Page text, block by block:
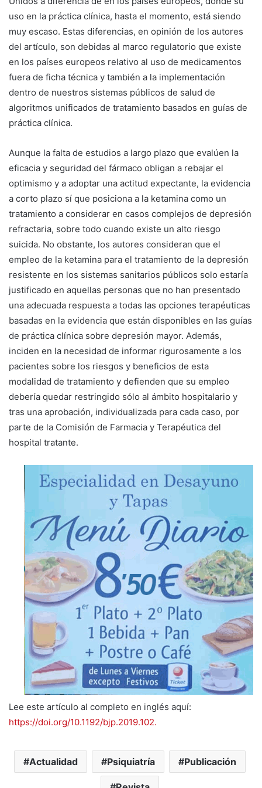
uso en la práctica clínica, hasta el momento, está siendo
muy escaso. Estas diferencias, en opinión de los autores
del artículo, son debidas al marco regulatorio que existe
en los países europeos relativo al uso de medicamentos
fuera de ficha técnica y también a la implementación
dentro de nuestros sistemas públicos de salud de
algoritmos unificados de tratamiento basados en guías de
práctica clínica.
Aunque la falta de estudios a largo plazo que evalúen la
eficacia y seguridad del fármaco obligan a rebajar el
optimismo y a adoptar una actitud expectante, la evidencia
a corto plazo sí que posiciona a la ketamina como un
tratamiento a considerar en casos complejos de depresión
refractaria, sobre todo cuando existe un alto riesgo
suicida. No obstante, los autores consideran que el
empleo de la ketamina para el tratamiento de la depresión
resistente en los sistemas sanitarios públicos solo estaría
justificado en aquellas personas que no han presentado
una adecuada respuesta a todas las opciones terapéuticas
basadas en la evidencia que están disponibles en las guías
de práctica clínica sobre depresión mayor. Además,
inciden en la necesidad de informar rigurosamente a los
pacientes sobre los riesgos y beneficios de esta
modalidad de tratamiento y defienden que su empleo
debería quedar restringido sólo al ámbito hospitalario y
tras una aprobación, individualizada para cada caso, por
parte de la Comisión de Farmacia y Terapéutica del
hospital tratante.
Lee este artículo al completo en inglés aquí:
https://doi.org/10.1192/bjp.2019.102.
Actualidad Psiquiatría Publicación